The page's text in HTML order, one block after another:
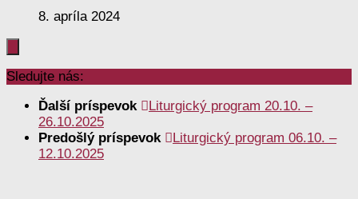
8. apríla 2024
Sledujte nás:
Ďalší príspevok
Liturgický program 20.10. –
26.10.2025
Predošlý príspevok
Liturgický program 06.10. –
12.10.2025